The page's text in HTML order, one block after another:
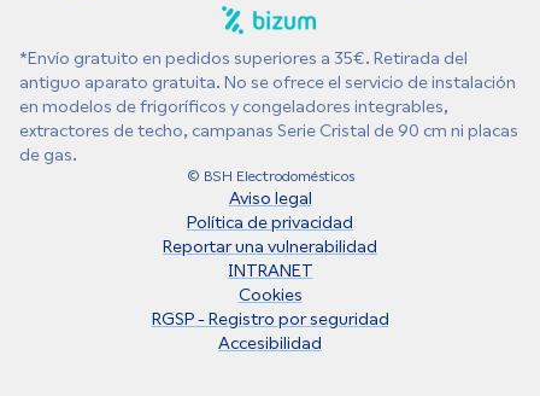
*Envío gratuito en pedidos superiores a 35€. Retirada del
antiguo aparato gratuita. No se ofrece el servicio de instalación
en modelos de frigoríficos y congeladores integrables,
extractores de techo, campanas Serie Cristal de 90 cm ni placas
de gas.
© BSH Electrodomésticos
Aviso legal
Política de privacidad
Reportar una vulnerabilidad
INTRANET
Cookies
RGSP - Registro por seguridad
Accesibilidad